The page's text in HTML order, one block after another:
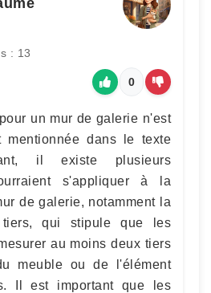
: 13
0
un mur de galerie n'est
mentionnée dans le texte
il existe plusieurs
s'appliquer à la
de galerie, notamment la
qui stipule que les
au moins deux tiers
meuble ou de l'élément
Il est important que les